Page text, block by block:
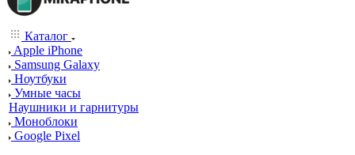
Каталог
Apple iPhone
Samsung Galaxy
Ноутбуки
Умные часы
Наушники и гарнитуры
Моноблоки
Google Pixel